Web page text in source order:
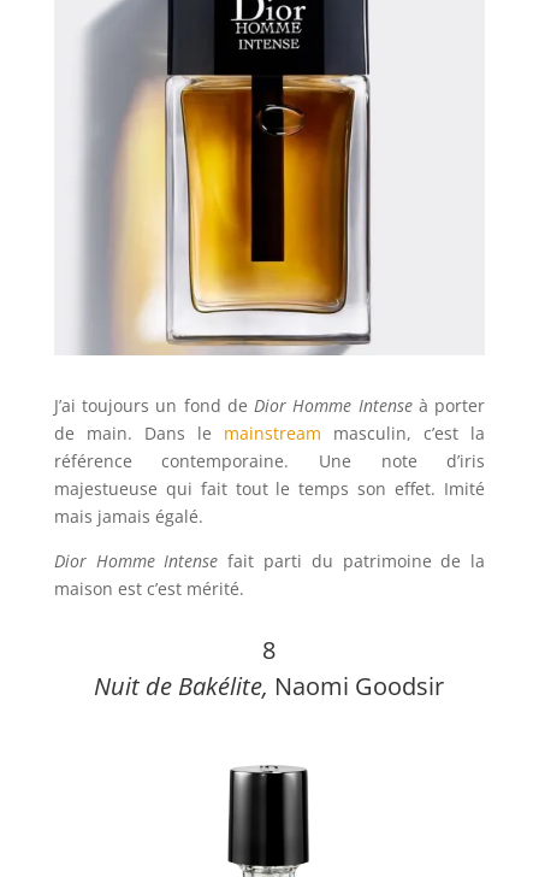
J’ai toujours un fond deDior Homme Intenseà porter
de main. Dans le mainstream masculin, c’est la
référence contemporaine. Une note d’iris
majestueuse qui fait tout le temps son effet. Imité
mais jamais égalé.
Dior Homme Intense fait parti du patrimoine de la
maison est c’est mérité.
8
Nuit de Bakélite, Naomi Goodsir